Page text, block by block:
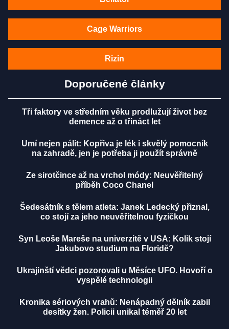
Cage Warriors
Rizin
Doporučené články
Tři faktory ve středním věku prodlužují život bez
demence až o třináct let
Umí nejen pálit: Kopřiva je lék i skvělý pomocník
na zahradě, jen je potřeba ji použít správně
Ze sirotčince až na vrchol módy: Neuvěřitelný
příběh Coco Chanel
Šedesátník s tělem atleta: Janek Ledecký přiznal,
co stojí za jeho neuvěřitelnou fyzičkou
Syn Leoše Mareše na univerzitě v USA: Kolik stojí
Jakubovo studium na Floridě?
Ukrajinští vědci pozorovali u Měsíce UFO. Hovoří o
vyspělé technologii
Kronika sériových vrahů: Nenápadný dělník zabil
desítky žen. Policii unikal téměř 20 let